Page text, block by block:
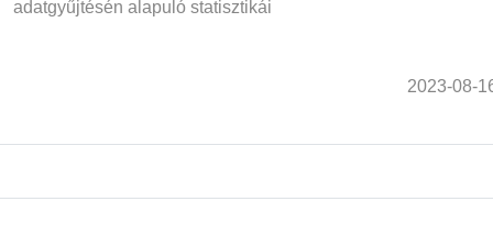
adatgyűjtésén alapuló statisztikái
2023-08-